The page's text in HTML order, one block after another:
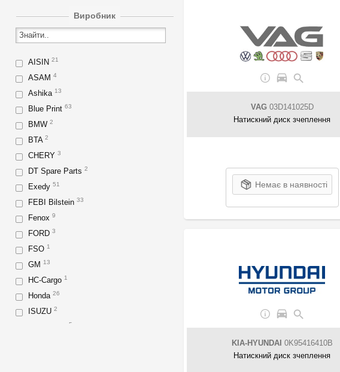
Виробник
AISIN 21
ASAM 4
Ashika 13
Blue Print 63
BMW 2
BTA 2
CHERY 3
DT Spare Parts 2
Exedy 51
FEBI Bilstein 33
Fenox 9
FORD 3
FSO 1
GM 13
HC-Cargo 1
Honda 26
ISUZU 2
5
VAG03D141025D
Натискний диск зчеплення
Немає в наявності
KIA-HYUNDAI 0K95416410B
Натискний диск зчеплення